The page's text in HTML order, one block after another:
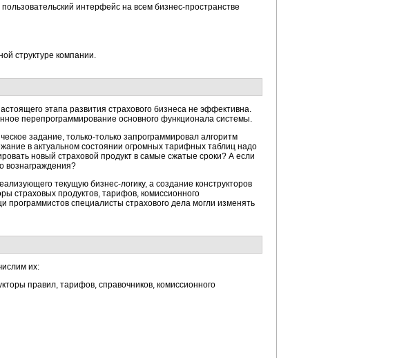
интерфейс на всем бизнес-пространстве
структуре компании.
этапа развития страхового бизнеса не эффективна.
перепрограммирование основного функционала системы.
задание, только-только запрограммировал алгоритм
в актуальном состоянии огромных тарифных таблиц надо
новый страховой продукт в самые сжатые сроки? А если
вознаграждения?
текущую бизнес-логику, а создание конструкторов
страховых продуктов, тарифов, комиссионного
специалисты страхового дела могли изменять
их:
правил, тарифов, справочников, комиссионного